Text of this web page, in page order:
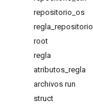
repositorio os
regla repositorio
root
regla
atributos regla
archivos run
struct